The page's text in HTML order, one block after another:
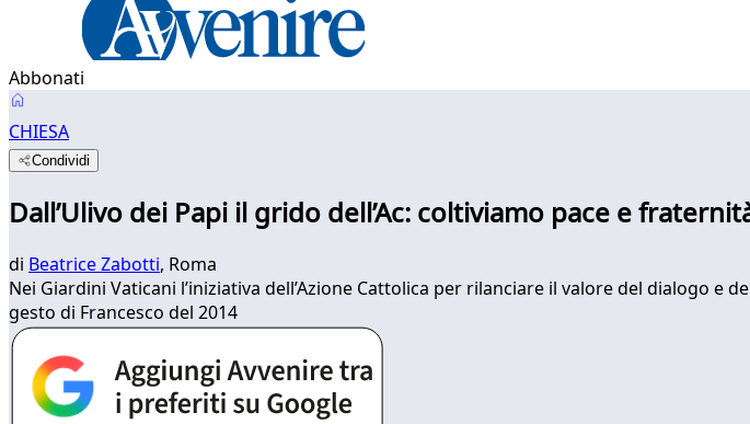
Abbonati
CHIESA
Condividi
Dall’Ulivo dei Papi il grido dell’Ac: coltiviamo pace e
di Beatrice Zabotti, Roma
Nei Giardini Vaticani l’iniziativa dell’Azione Cattolica per rilanciare il valore del dialogo
gesto di Francesco del 2014